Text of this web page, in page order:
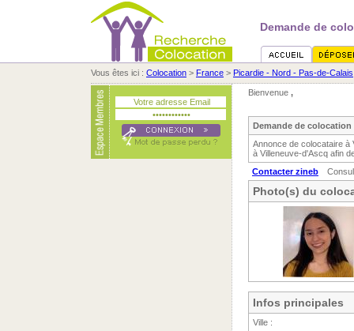
Demande de
Vous êtes ici : Colocation > France > Picardie - Nord - Pas-de-Calais
Bienvenue ,
Demande de colocation
Annonce de colocataire à
à Villeneuve-d'Ascq afin
Contacter zineb
Photo(s) du
Infos principales
Ville :